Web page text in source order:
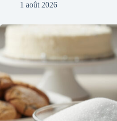
1 août 2026